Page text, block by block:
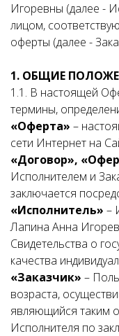
Игоревны (далее -
лицом,
оферты (далее -
1. ОБЩИЕ
1.1. В настоящей
термины,
«Оферта» –
сети Интернет на
«Договор»,
Исполнителем и
заключается
«Исполнитель» –
Лапина Анна
Свидетельства о
качества
«Заказчик» –
возраста,
являющийся таким
Исполнителя по